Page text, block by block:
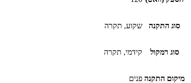
סוג התקנה שקוע, תקרה
סוג רמקול קידמי, תקרה
מיקום התקנה פנים